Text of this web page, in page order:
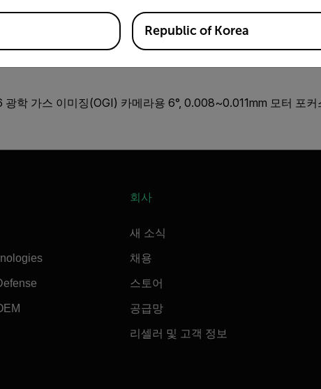
학 가스 이미징(OGI) 카메라용 6°, 0.008~0.011mm 모터 포커
회사
새 소식
채용
스토어
공급망
리셀러 및 고객 정보
Republic of Korea